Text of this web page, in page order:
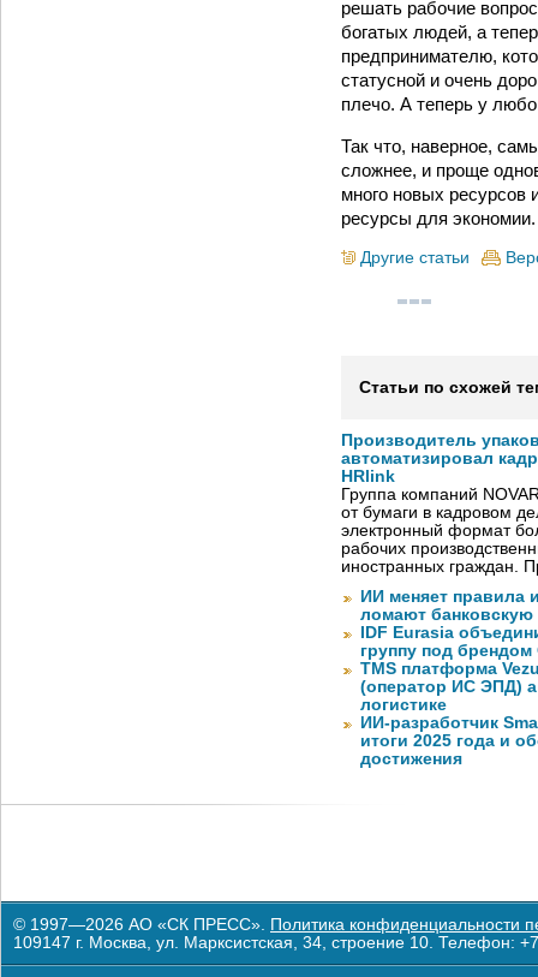
решать рабочие
богатых людей, а
предпринимателю,
статусной и очень
плечо. А теперь у
Так что, наверное,
сложнее, и проще
много новых ресурсов
ресурсы для экономии.
Другие статьи
Статьи по схожей
Производитель
автоматизировал
HRlink
Группа компаний
от бумаги в кадровом
электронный формат
рабочих
иностранных граждан.
ИИ меняет правила
ломают
IDF Eurasia
группу под
TMS платформа
(оператор ИС ЭПД)
логистике
ИИ-разработчик
итоги 2025 года и
достижения
© 1997—2026 АО «СК ПРЕСС». Политика конфиденциальности
109147 г. Москва, ул. Марксистская, 34, строение 10. Телефон: